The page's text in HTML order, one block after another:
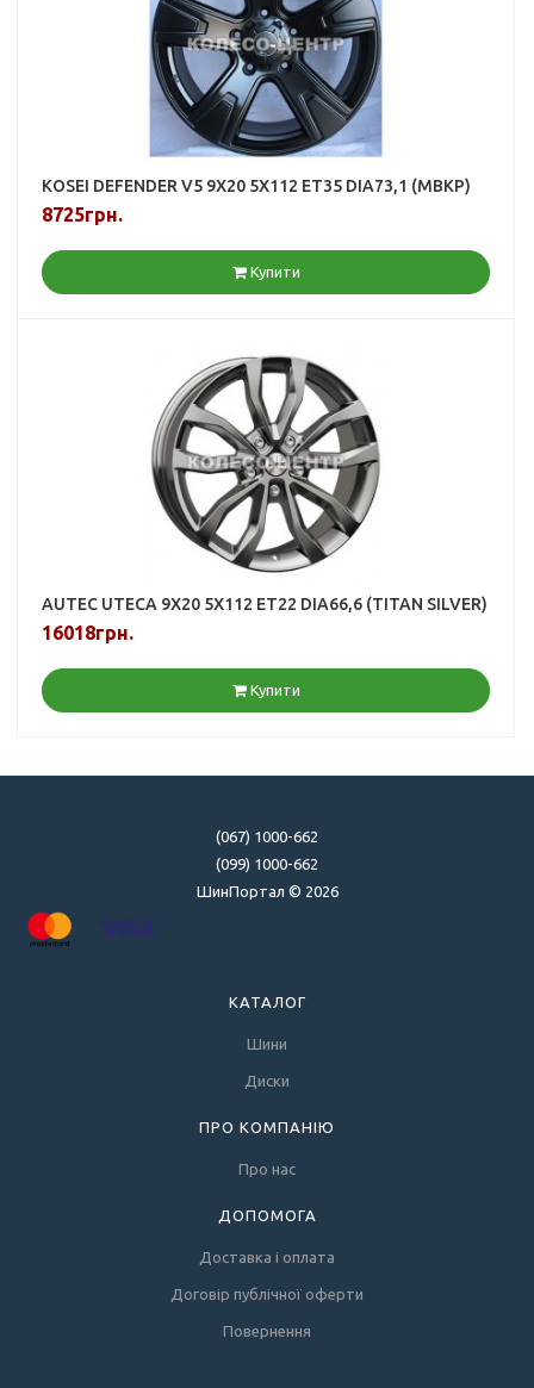
KOSEI DEFENDER V5 9X20 5X112 ET35 DIA73,1 (MBKP)
8725грн.
Купити
AUTEC UTECA 9X20 5X112 ET22 DIA66,6 (TITAN SILVER)
16018грн.
Купити
(067) 1000-662
(099) 1000-662
ШинПортал © 2026
КАТАЛОГ
Шини
Диски
ПРО КОМПАНІЮ
Про нас
ДОПОМОГА
Доставка і оплата
Договір публічної оферти
Повернення